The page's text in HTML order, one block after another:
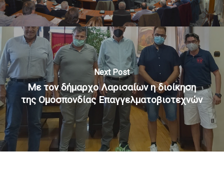
Next Post
Με τον δήμαρχο Λαρισαίων η διοίκηση
της Ομοσπονδίας Επαγγελματοβιοτεχνών